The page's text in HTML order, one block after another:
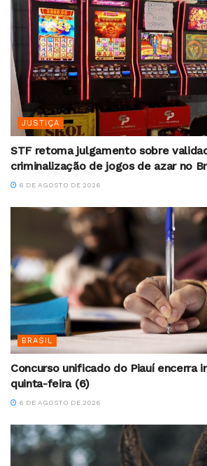
JUSTIÇA
STF retoma julgamento sobre
criminalização de jogos de azar no
6 DE AGOSTO DE 2026
BRASIL
Concurso unificado do Piauí encerra
quinta-feira (6)
6 DE AGOSTO DE 2026